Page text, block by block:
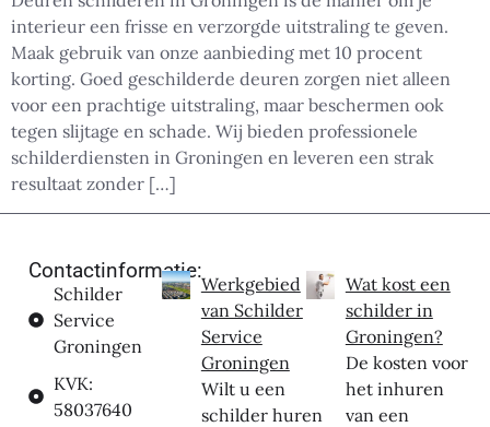
interieur een frisse en verzorgde uitstraling te geven.
Maak gebruik van onze aanbieding met 10 procent
korting. Goed geschilderde deuren zorgen niet alleen
voor een prachtige uitstraling, maar beschermen ook
tegen slijtage en schade. Wij bieden professionele
schilderdiensten in Groningen en leveren een strak
resultaat zonder […]
Contactinformatie:
Schilder
Service
Groningen
KVK:
58037640
Werkgebied
van Schilder
Service
Groningen
Wilt u een
schilder huren
Wat kost een
schilder in
Groningen?
De kosten voor
het inhuren
van een